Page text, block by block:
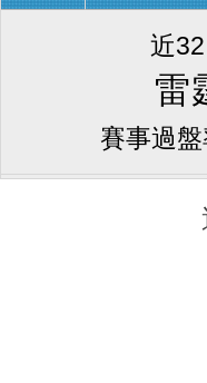
近32
雷
賽事過